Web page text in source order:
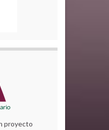
proyecto